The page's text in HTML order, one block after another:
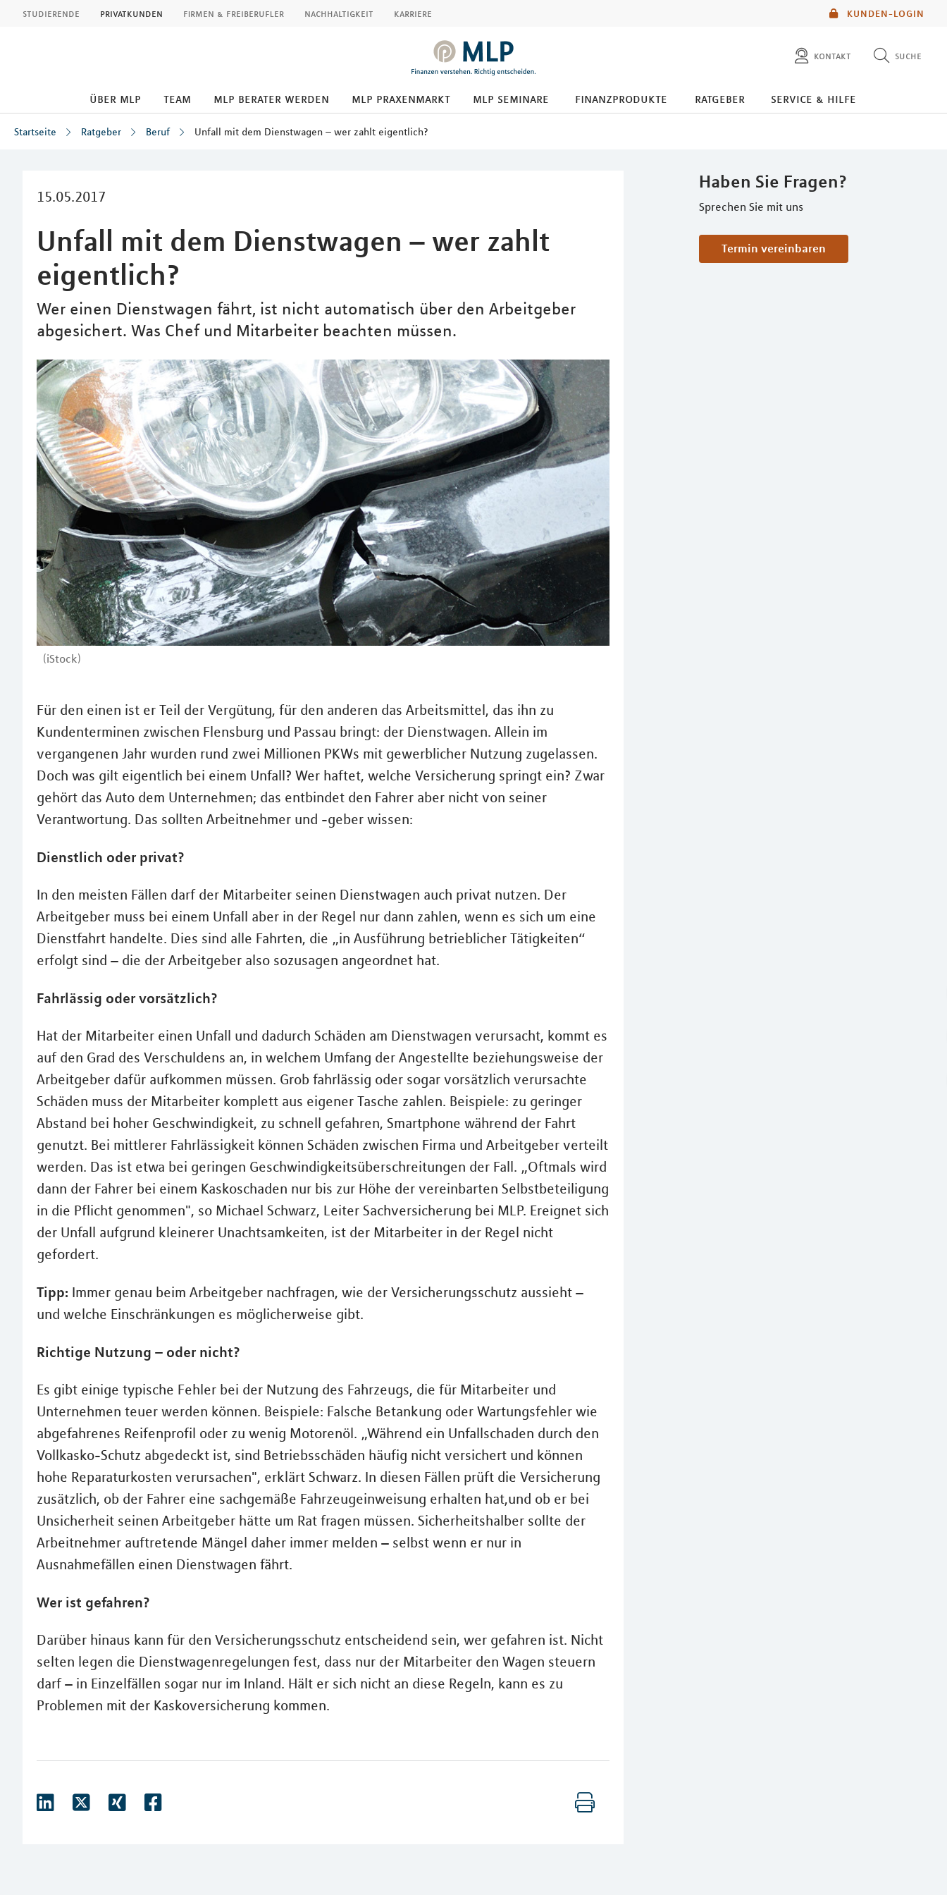
KUNDEN-LOGIN
studierende privatkunden firmen & freiberufler nachhaltigkeit karriere
kontakt suche
diese website durchsuchen
über mlp team mlp berater werden mlp praxenmarkt mlp seminare finanzprodukte ratgeber service & hilfe
Startseite Ratgeber Beruf Unfall mit dem Dienstwagen – wer zahlt eigentlich?
15.05.2017
Unfall mit dem Dienstwagen – wer zahlt
eigentlich?
Wer einen Dienstwagen fährt, ist nicht automatisch über den Arbeitgeber
abgesichert. Was Chef und Mitarbeiter beachten müssen.
(iStock)
Haben Sie Fragen?
Sprechen Sie mit uns
Termin vereinbaren
Für den einen ist er Teil der Vergütung, für den anderen das Arbeitsmittel, das ihn zu
Kundenterminen zwischen Flensburg und Passau bringt: der Dienstwagen. Allein im
vergangenen Jahr wurden rund zwei Millionen PKWs mit gewerblicher Nutzung zugelassen.
Doch was gilt eigentlich bei einem Unfall? Wer haftet, welche Versicherung springt ein? Zwar
gehört das Auto dem Unternehmen; das entbindet den Fahrer aber nicht von seiner
Verantwortung. Das sollten Arbeitnehmer und -geber wissen:
Dienstlich oder privat?
In den meisten Fällen darf der Mitarbeiter seinen Dienstwagen auch privat nutzen. Der
Arbeitgeber muss bei einem Unfall aber in der Regel nur dann zahlen, wenn es sich um eine
Dienstfahrt handelte. Dies sind alle Fahrten, die „in Ausführung betrieblicher Tätigkeiten“
erfolgt sind – die der Arbeitgeber also sozusagen angeordnet hat.
Fahrlässig oder vorsätzlich?
Hat der Mitarbeiter einen Unfall und dadurch Schäden am Dienstwagen verursacht, kommt es
auf den Grad des Verschuldens an, in welchem Umfang der Angestellte beziehungsweise der
Arbeitgeber dafür aufkommen müssen. Grob fahrlässig oder sogar vorsätzlich verursachte
Schäden muss der Mitarbeiter komplett aus eigener Tasche zahlen. Beispiele: zu geringer
Abstand bei hoher Geschwindigkeit, zu schnell gefahren, Smartphone während der Fahrt
genutzt. Bei mittlerer Fahrlässigkeit können Schäden zwischen Firma und Arbeitgeber verteilt
werden. Das ist etwa bei geringen Geschwindigkeitsüberschreitungen der Fall. „Oftmals wird
dann der Fahrer bei einem Kaskoschaden nur bis zur Höhe der vereinbarten Selbstbeteiligung
in die Pflicht genommen", so Michael Schwarz, Leiter Sachversicherung bei MLP. Ereignet sich
der Unfall aufgrund kleinerer Unachtsamkeiten, ist der Mitarbeiter in der Regel nicht
gefordert.
Tipp: Immer genau beim Arbeitgeber nachfragen, wie der Versicherungsschutz aussieht –
und welche Einschränkungen es möglicherweise gibt.
Richtige Nutzung – oder nicht?
Es gibt einige typische Fehler bei der Nutzung des Fahrzeugs, die für Mitarbeiter und
Unternehmen teuer werden können. Beispiele: Falsche Betankung oder Wartungsfehler wie
abgefahrenes Reifenprofil oder zu wenig Motorenöl. „Während ein Unfallschaden durch den
Vollkasko-Schutz abgedeckt ist, sind Betriebsschäden häufig nicht versichert und können
hohe Reparaturkosten verursachen", erklärt Schwarz. In diesen Fällen prüft die Versicherung
zusätzlich, ob der Fahrer eine sachgemäße Fahrzeugeinweisung erhalten hat,und ob er bei
Unsicherheit seinen Arbeitgeber hätte um Rat fragen müssen. Sicherheitshalber sollte der
Arbeitnehmer auftretende Mängel daher immer melden – selbst wenn er nur in
Ausnahmefällen einen Dienstwagen fährt.
Wer ist gefahren?
Darüber hinaus kann für den Versicherungsschutz entscheidend sein, wer gefahren ist. Nicht
selten legen die Dienstwagenregelungen fest, dass nur der Mitarbeiter den Wagen steuern
darf – in Einzelfällen sogar nur im Inland. Hält er sich nicht an diese Regeln, kann es zu
Problemen mit der Kaskoversicherung kommen.